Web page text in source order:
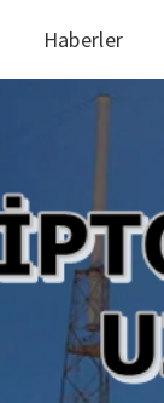
Haberler